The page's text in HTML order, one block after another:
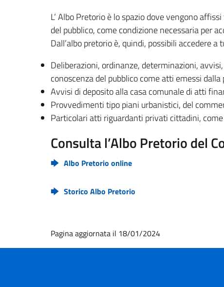
L’ Albo Pretorio è lo spazio dove vengono
del pubblico, come condizione necessaria per
Dall’albo pretorio è, quindi, possibili accedere
Deliberazioni, ordinanze, determinazioni,
conoscenza del pubblico come atti emessi
Avvisi di deposito alla casa comunale di atti
Provvedimenti tipo piani urbanistici, del
Particolari atti riguardanti privati cittadini,
Consulta l’Albo Pretorio del
Albo Pretorio online
Storico Albo Pretorio
Pagina aggiornata il 18/01/2024